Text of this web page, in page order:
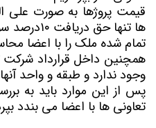
قیمت پروژها به صورت علی
ها تنها حق
تمام شده ملک را با اعضا
همچنین داخل قرارداد شرکت
وجود ندارد و طبقه و واحد
پس از این موارد باید به
تعاونی ها با اعضا می بندد